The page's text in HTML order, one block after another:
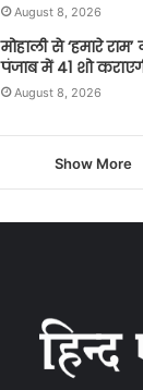
August 8, 2026
मोहाली से ‘हमारे
पंजाब में 41 शो
August 8, 2026
Show More